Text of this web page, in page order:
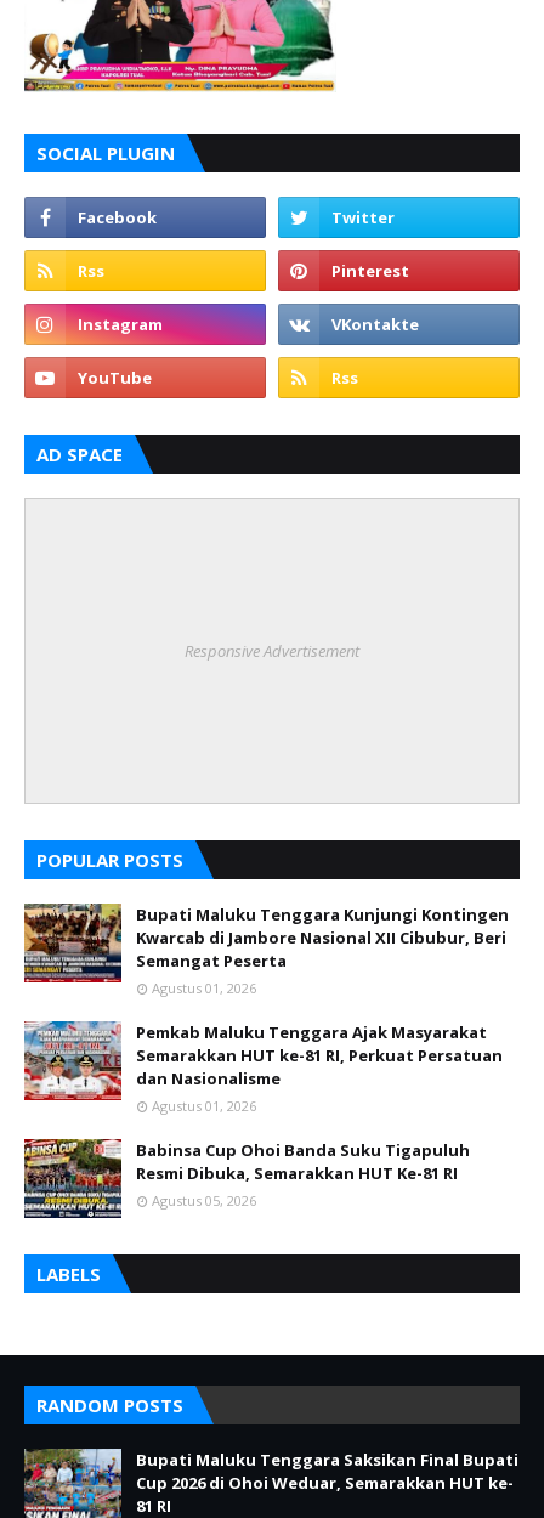
SOCIAL PLUGIN
AD SPACE
Responsive Advertisement
POPULAR POSTS
Bupati Maluku Tenggara Kunjungi Kontingen
Kwarcab di Jambore Nasional XII Cibubur, Beri
Semangat Peserta
Agustus 01, 2026
Pemkab Maluku Tenggara Ajak Masyarakat
Semarakkan HUT ke-81 RI, Perkuat Persatuan
dan Nasionalisme
Agustus 01, 2026
Babinsa Cup Ohoi Banda Suku Tigapuluh
Resmi Dibuka, Semarakkan HUT Ke-81 RI
Agustus 05, 2026
LABELS
RANDOM POSTS
Bupati Maluku Tenggara Saksikan Final Bupati
Cup 2026 di Ohoi Weduar, Semarakkan HUT ke-
81 RI